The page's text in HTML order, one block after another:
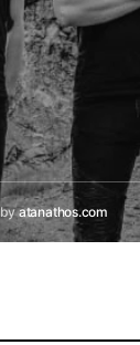
byatanathos.com